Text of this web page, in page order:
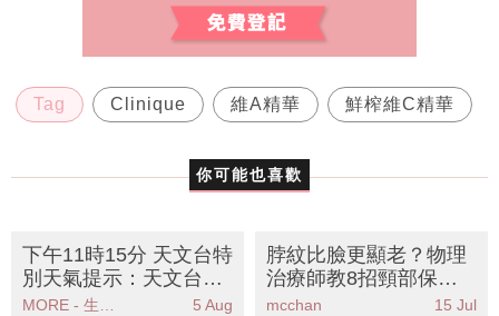
Tag Clinique 維A精華 鮮榨維C精華
你可能也喜歡
下午11時15分 天文台特
別天氣提示：天文台預
測熱帶風暴鯨魚對本港
5 Aug
脖紋比臉更顯老？物理
治療師教8招頸部保養
法 告別「科技頸」重拾
mcchan 15 Jul